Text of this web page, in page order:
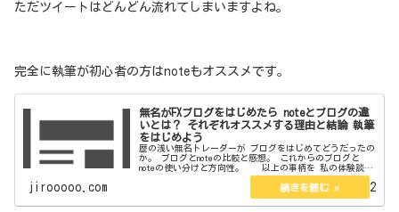
ただツイートはどんどん流れてしまいますよね。
完全に執筆が初心者の方はnoteもオススメです。
無名がFXブログをはじめたら noteとブログの違
いとは？ それぞれオススメする理由と結論 執筆
をはじめよう
歴の浅い無名トレーダーが ブログをはじめてどうだったの
か。 ブログとnoteの比較と感想。 これからのブログと
noteの使い分けと方向性。 以上の事柄を 私の体験談に
基づいて書いていきます。 これから文字で何かを発信しよ
jirooooo.com 2022.01.22